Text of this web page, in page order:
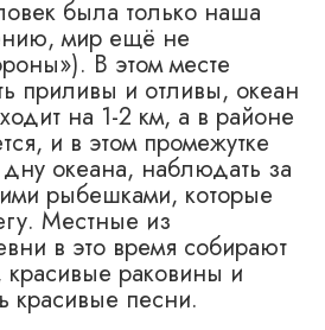
была только наша
мир ещё не
В этом месте
приливы и отливы, океан
на 1-2 км, а в районе
и в этом промежутке
океана, наблюдать за
рыбешками, которые
Местные из
в это время собирают
красивые раковины и
красивые песни.